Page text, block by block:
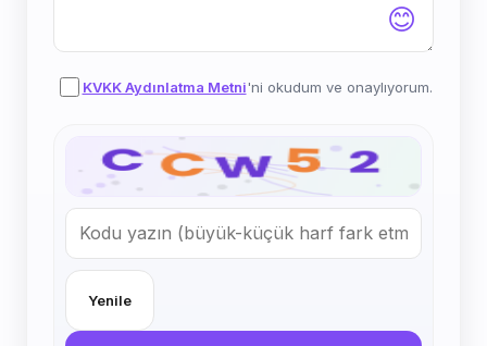
😊
KVKK Aydınlatma Metni'ni okudum ve onaylıyorum.
Yenile